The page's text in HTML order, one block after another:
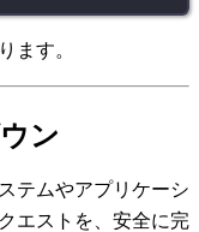
ます。
ン
テムやアプリケーシ
エストを、安全に完